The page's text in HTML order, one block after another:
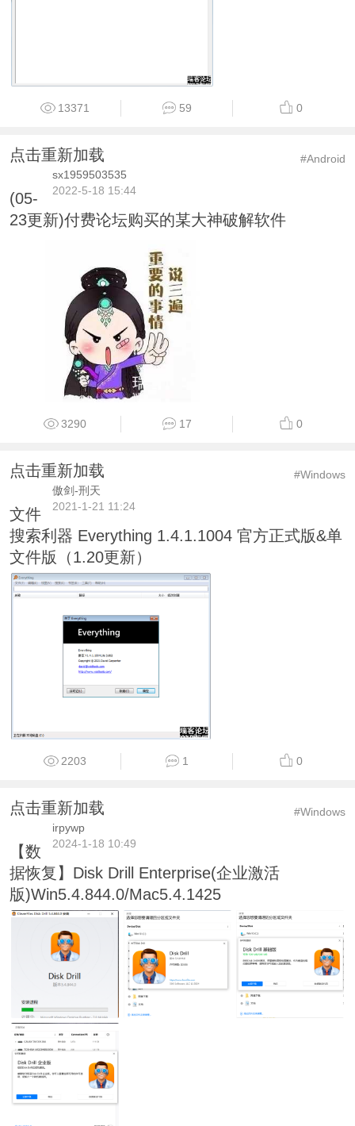
13371 59 0
点击重新加载
sx1959503535
2022-5-18 15:44
#Android
(05-
23更新)付费论坛购买的某大神破解软件
3290 17 0
点击重新加载
傲剑-刑天
2021-1-21 11:24
#Windows
文件
搜索利器 Everything 1.4.1.1004 官方正式版&单
文件版（1.20更新）
2203 1 0
点击重新加载
irpywp
2024-1-18 10:49
#Windows
【数
据恢复】Disk Drill Enterprise(企业激活
版)Win5.4.844.0/Mac5.4.1425